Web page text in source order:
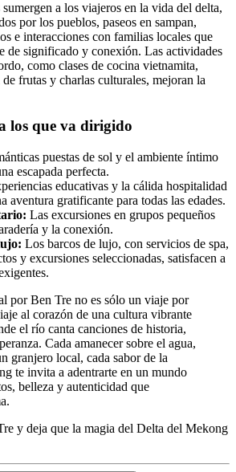
a los viajeros en la vida del delta,
por los pueblos, paseos en sampan,
e interacciones con familias locales que
de significado y conexión. Las actividades
como clases de cocina vietnamita,
frutas y charlas culturales, mejoran la
los que va dirigido
puestas de sol y el ambiente íntimo
escapada perfecta.
educativas y la cálida hospitalidad
aventura gratificante para todas las edades.
Las excursiones en grupos pequeños
y la conexión.
Los barcos de lujo, con servicios de spa,
y excursiones seleccionadas, satisfacen a
por Ben Tre no es sólo un viaje por
al corazón de una cultura vibrante
el río canta canciones de historia,
Cada amanecer sobre el agua,
granjero local, cada sabor de la
te invita a adentrarte en un mundo
belleza y autenticidad que
y deja que la magia del Delta del Mekong